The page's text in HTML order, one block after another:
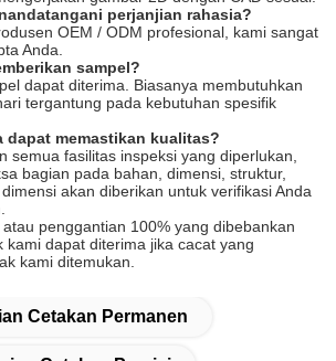
perjanjian rahasia?
OEM / ODM profesional, kami sangat
Anda.
sampel?
dapat diterima. Biasanya membutuhkan
tergantung pada kebutuhan spesifik
dapat memastikan kualitas?
semua fasilitas inspeksi yang diperlukan,
bagian pada bahan, dimensi, struktur,
akan diberikan untuk verifikasi Anda
penggantian 100% yang dibebankan
kami dapat diterima jika cacat yang
kami ditemukan.
Cetakan Permanen